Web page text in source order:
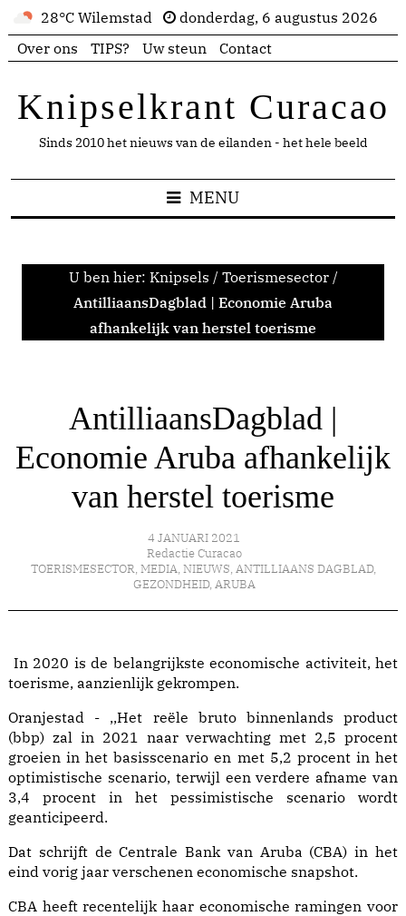
28°C Wilemstad
donderdag, 6 augustus 2026
Over ons
TIPS? Uw steun Contact
Knipselkrant Curacao
Sinds 2010 het nieuws van de eilanden - het hele beeld
MENU
U ben hier: Knipsels / Toerismesector /
AntilliaansDagblad | Economie Aruba
afhankelijk van herstel toerisme
AntilliaansDagblad |
Economie Aruba afhankelijk
van herstel toerisme
4 JANUARI 2021
Redactie Curacao
TOERISMESECTOR, MEDIA, NIEUWS, ANTILLIAANS DAGBLAD,
GEZONDHEID, ARUBA
In 2020 is de belangrijkste economische activiteit, het
toerisme, aanzienlijk gekrompen.
Oranjestad - ,,Het reële bruto binnenlands product
(bbp) zal in 2021 naar verwachting met 2,5 procent
groeien in het basisscenario en met 5,2 procent in het
optimistische scenario, terwijl een verdere afname van
3,4 procent in het pessimistische scenario wordt
geanticipeerd.
Dat schrijft de Centrale Bank van Aruba (CBA) in het
eind vorig jaar verschenen economische snapshot.
CBA heeft recentelijk haar economische ramingen voor